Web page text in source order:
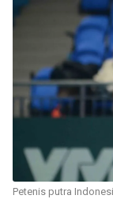
Petenis putra